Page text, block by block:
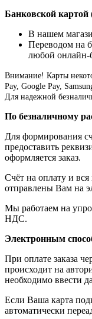
Банковской картой
В нашем
Переводом на
любой онлайн-
Внимание! Карты
Pay, Google Pay,
Для надежной
По безналичному
Для формирования
предоставить
оформляется заказ.
Счёт на оплату и
отправлены Вам на
Мы работаем на
НДС.
Электронным
При оплате заказа
происходит на
необходимо ввести
Если Ваша карта
автоматически